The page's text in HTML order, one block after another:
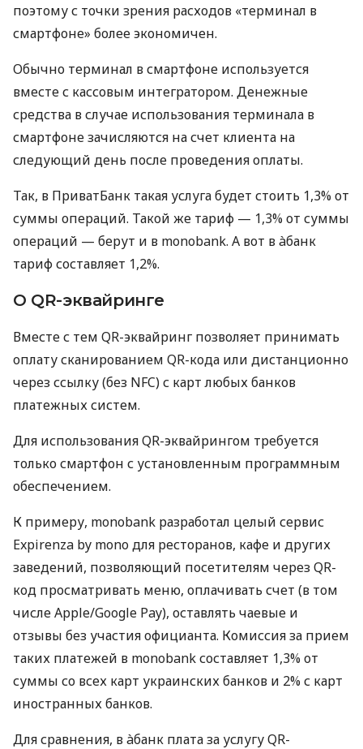
поэтому с точки зрения расходов «терминал в
смартфоне» более экономичен.
Обычно терминал в смартфоне используется
вместе с кассовым интегратором. Денежные
средства в случае использования терминала в
смартфоне зачисляются на счет клиента на
следующий день после проведения оплаты.
Так, в ПриватБанк такая услуга будет стоить 1,3% от
суммы операций. Такой же тариф — 1,3% от суммы
операций — берут и в monobank. А вот в àбанк
тариф составляет 1,2%.
О QR-эквайринге
Вместе с тем QR-эквайринг позволяет принимать
оплату сканированием QR-кода или дистанционно
через ссылку (без NFC) с карт любых банков
платежных систем.
Для использования QR-эквайрингом требуется
только смартфон с установленным программным
обеспечением.
К примеру, monobank разработал целый сервис
Expirenza by mono для ресторанов, кафе и других
заведений, позволяющий посетителям через QR-
код просматривать меню, оплачивать счет (в том
числе Apple/Google Pay), оставлять чаевые и
отзывы без участия официанта. Комиссия за прием
таких платежей в monobank составляет 1,3% от
суммы со всех карт украинских банков и 2% с карт
иностранных банков.
Для сравнения, в àбанк плата за услугу QR-